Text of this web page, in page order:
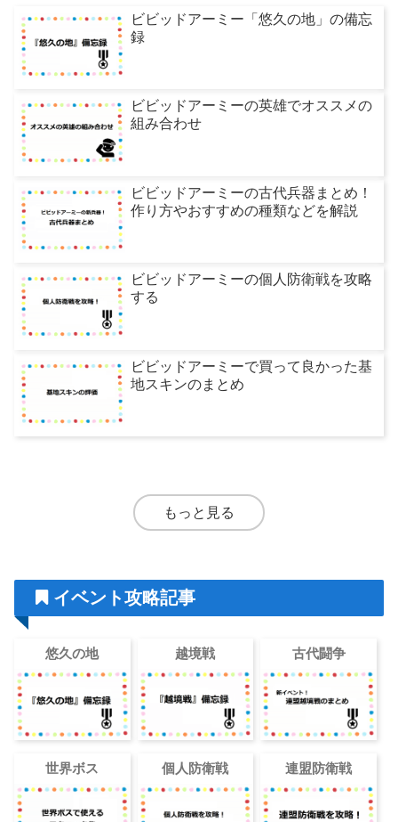
ビビッドアーミー「悠久の地」の備忘
録
ビビッドアーミーの英雄でオススメの
組み合わせ
ビビッドアーミーの古代兵器まとめ！
作り方やおすすめの種類などを解説
ビビッドアーミーの個人防衛戦を攻略
する
ビビッドアーミーで買って良かった基
地スキンのまとめ
もっと見る
イベント攻略記事
悠久の地 越境戦 古代闘争
世界ボス 個人防衛戦 連盟防衛戦